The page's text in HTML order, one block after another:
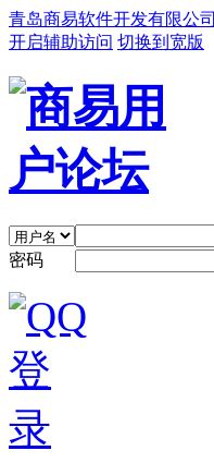
青岛商易软件开发有限公司
开启辅助访问 切换到宽版
密码